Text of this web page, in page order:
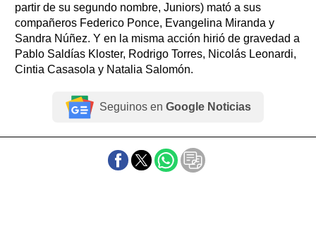
partir de su segundo nombre, Juniors) mató a sus
compañeros Federico Ponce, Evangelina Miranda y
Sandra Núñez. Y en la misma acción hirió de gravedad a
Pablo Saldías Kloster, Rodrigo Torres, Nicolás Leonardi,
Cintia Casasola y Natalia Salomón.
Seguinos en Google Noticias